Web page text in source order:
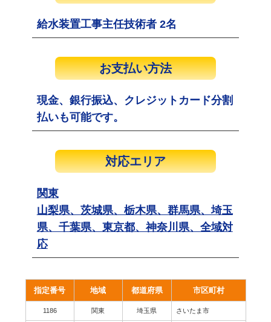
給水装置工事主任技術者 2名
お支払い方法
現金、銀行振込、クレジットカード分割
払いも可能です。
対応エリア
関東
山梨県、茨城県、栃木県、群馬県、埼玉
県、千葉県、東京都、神奈川県、全域対
応
指定番号 地域 都道府県 市区町村
1186 関東 埼玉県 さいたま市